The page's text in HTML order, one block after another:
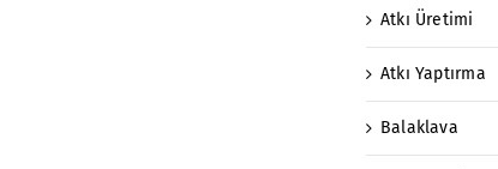
Atkı Üretimi
Atkı Yaptırma
Balaklava